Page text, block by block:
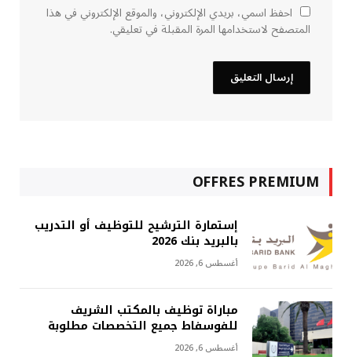
احفظ اسمي، بريدي الإلكتروني، والموقع الإلكتروني في هذا
المتصفح لاستخدامها المرة المقبلة في تعليقي.
OFFRES PREMIUM
إستمارة الترشيح للتوظيف أو التدريب
بالبريد بنك 2026
أغسطس 6, 2026
مباراة توظيف بالمكتب الشريف
للفوسفاط جميع التخصصات مطلوبة
أغسطس 6, 2026